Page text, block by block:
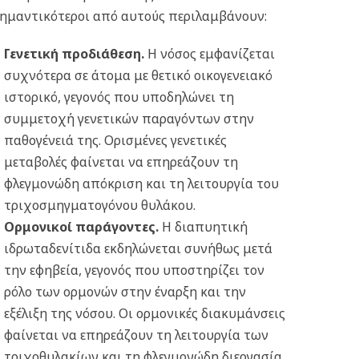
από αυτούς περιλαμβάνουν:
Γενετική προδιάθεση.Η νόσος εμφανίζεται
συχνότερα σε άτομα με θετικό οικογενειακό
ιστορικό, γεγονός που υποδηλώνει τη
συμμετοχή γενετικών παραγόντων στην
παθογένειά της. Ορισμένες γενετικές
μεταβολές φαίνεται να επηρεάζουν τη
φλεγμονώδη απόκριση και τη λειτουργία του
τριχοσμηγματογόνου θυλάκου.
Ορμονικοί παράγοντες.Η διαπυητική
ιδρωταδενίτιδα εκδηλώνεται συνήθως μετά
την εφηβεία, γεγονός που υποστηρίζει τον
ρόλο των ορμονών στην έναρξη και την
εξέλιξη της νόσου. Οι ορμονικές διακυμάνσεις
φαίνεται να επηρεάζουν τη λειτουργία των